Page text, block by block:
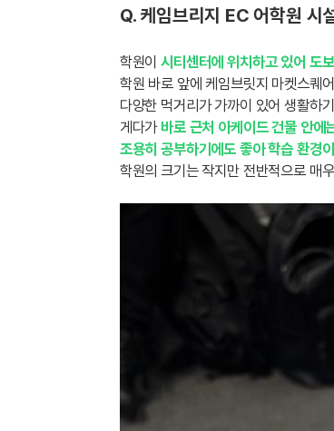
Q. 케임브리지 EC 어학원 시
학원이시티센터에 위치하고 있어 도
학원 바로 앞에 케임브릿지 마켓스퀘
다양한 먹거리가 가까이 있어 생활하
게다가 바로 근처 아케이드 건물 안에
조용히 공부하기에도 좋아 학습 환경
학원의 크기는 작지만 전반적으로 매